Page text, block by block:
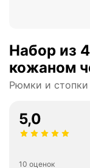
Набор из
кожаном
Рюмки и стопки
5,0
10 оценок